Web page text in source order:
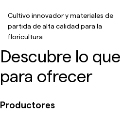
Cultivo innovador y materiales de
partida de alta calidad para la
floricultura
Descubre lo
para ofrecer
Productores